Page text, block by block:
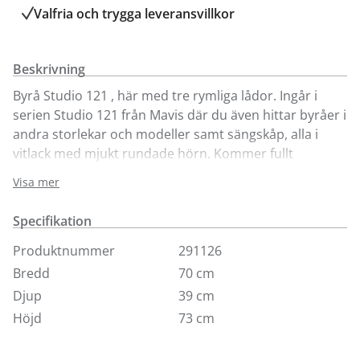
Valfria och trygga leveransvillkor
Beskrivning
Byrå Studio 121 , här med tre rymliga lådor. Ingår i
serien Studio 121 från Mavis där du även hittar byråer i
andra storlekar och modeller samt sängskåp, alla i
vitlack med mjukt rundade hörn. Kommer fullt
funktion.
Visa mer
Specifikation
Produktnummer
291126
Bredd
70 cm
Djup
39 cm
Höjd
73 cm